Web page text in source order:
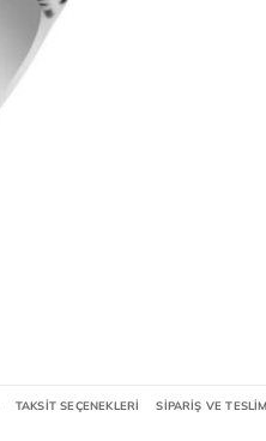
TAKSIT SEÇENEKLERI SIPARIŞ VE